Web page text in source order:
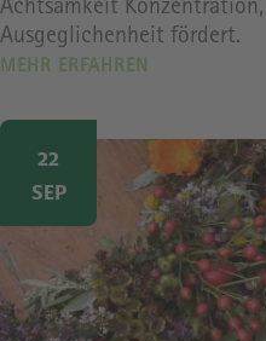
Achtsamkeit
Ausgeglichenheit fördert.
MEHR ERFAHREN
Image
22
SEP